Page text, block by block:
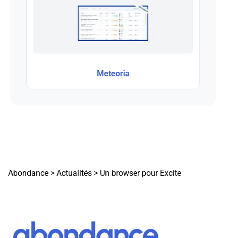
Meteoria
Abondance > Actualités > Un browser pour Excite